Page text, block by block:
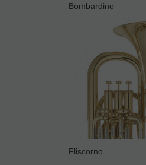
Bombardino
Fliscorno